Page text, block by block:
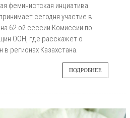
феминистская инциатива
сегодня участие в
62-ой сессии Комиссии по
ООН, где расскажет о
регионах Казахстана.
ПОДРОБНЕЕ